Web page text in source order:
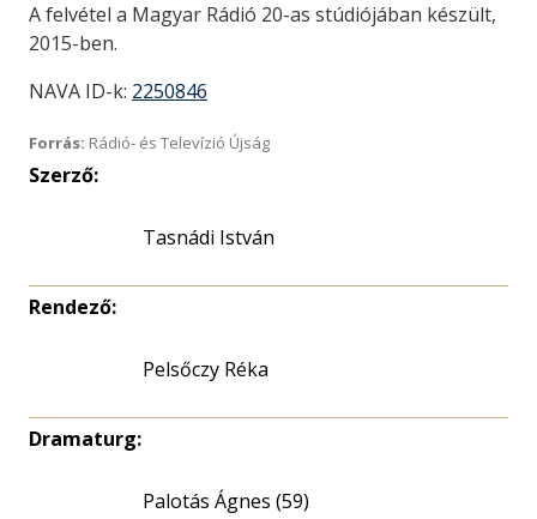
A felvétel a Magyar Rádió 20-as stúdiójában készült,
2015-ben.
NAVA ID-k: 2250846
Forrás: Rádió- és Televízió Újság
Szerző:
Tasnádi István
Rendező:
Pelsőczy Réka
Dramaturg:
Palotás Ágnes (59)